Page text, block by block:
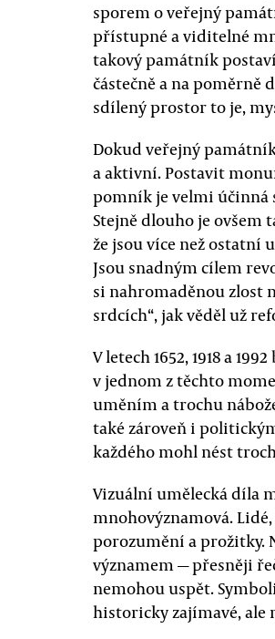
sporem o veřejný
přístupné a viditelné
takový památník
částečně a na poměrně
sdílený prostor to je,
Dokud veřejný
a aktivní. Postavit
pomník je velmi
Stejně dlouho je ovšem
že jsou více než ostatní
Jsou snadným cílem
si nahromaděnou zlost
srdcích“, jak věděl už
V letech 1652, 1918 a
v jednom z těchto
uměním a trochu
také zároveň i
každého mohl nést
Vizuální umělecká díla
mnohovýznamová.
porozumění a prožitky.
významem — přesněji
nemohou uspět.
historicky zajímavé, ale